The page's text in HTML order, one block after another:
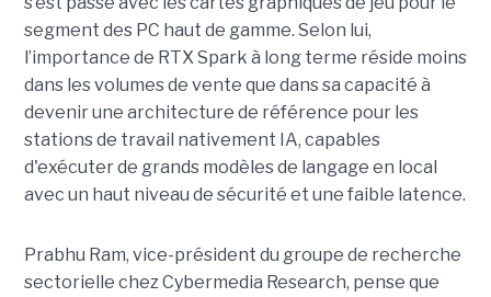
segment des PC haut de gamme. Selon lui,
l’importance de RTX Spark à long terme réside moins
dans les volumes de vente que dans sa capacité à
devenir une architecture de référence pour les
stations de travail nativement IA, capables
d'exécuter de grands modèles de langage en local
avec un haut niveau de sécurité et une faible latence.
Prabhu Ram, vice-président du groupe de recherche
sectorielle chez Cybermedia Research, pense que